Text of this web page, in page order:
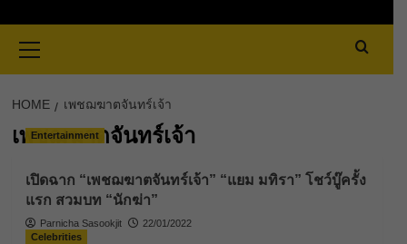
Menu
HOME เพชฌฆาตจันทร์เจ้า
เพชฌฆาตจันทร์เจ้า
Entertainment
เปิดฉาก “เพชฌฆาตจันทร์เจ้า” “แยม มทิรา” โชว์บู๊ครั้ง
แรก สวมบท “นักฆ่า”
Parnicha Sasookjit
22/01/2022
Celebrities